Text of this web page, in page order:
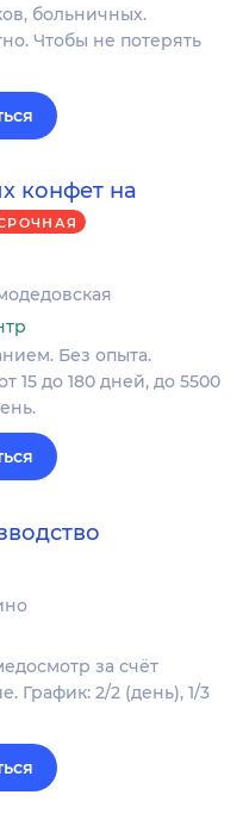
больничных.
Чтобы не потерять
конфет на
Без опыта.
15 до 180 дней, до 5500
за счёт
График: 2/2 (день), 1/3